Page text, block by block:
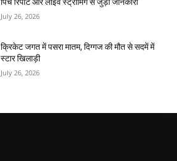
पिच रिपोर्ट और लाइव स्ट्रीमिंग से जुड़ी जानकारी
July 26, 2026
क्रिकेट जगत में पसरा मातम, दिग्गज की मौत से सदमें में
स्टार खिलाड़ी
July 26, 2026